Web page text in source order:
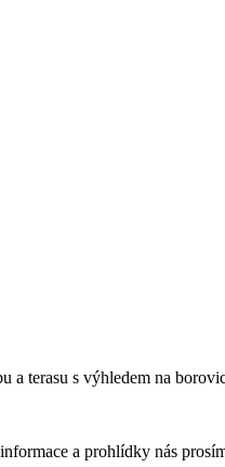
terasu s výhledem na
a prohlídky nás